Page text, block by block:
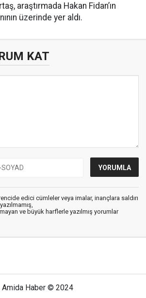
araştırmada Hakan Fidan’ın
üzerinde yer aldı.
KAT
edici cümleler veya imalar, inançlara saldırı
ve büyük harflerle yazılmış yorumlar
Amida Haber © 2024